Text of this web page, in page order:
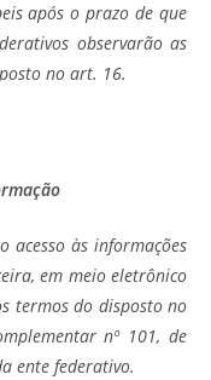
após o prazo de que
observarão as
no art. 16.
acesso às informações
em meio eletrônico
termos do disposto no
nº 101, de
ente federativo.